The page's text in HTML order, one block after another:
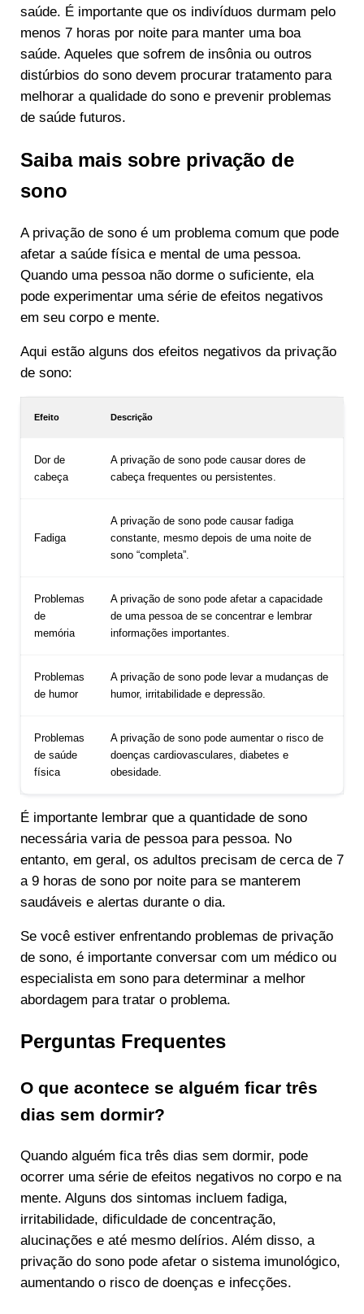
saúde. É importante que os indivíduos durmam pelo
menos 7 horas por noite para manter uma boa
saúde. Aqueles que sofrem de insônia ou outros
distúrbios do sono devem procurar tratamento para
melhorar a qualidade do sono e prevenir problemas
de saúde futuros.
Saiba mais sobre privação de
sono
A privação de sono é um problema comum que pode
afetar a saúde física e mental de uma pessoa.
Quando uma pessoa não dorme o suficiente, ela
pode experimentar uma série de efeitos negativos
em seu corpo e mente.
Aqui estão alguns dos efeitos negativos da privação
de sono:
Efeito Descrição
Dor de
cabeça
A privação de sono pode causar dores de
cabeça frequentes ou persistentes.
Fadiga
A privação de sono pode causar fadiga
constante, mesmo depois de uma noite de
sono “completa”.
Problemas
de
memória
A privação de sono pode afetar a capacidade
de uma pessoa de se concentrar e lembrar
informações importantes.
Problemas
de humor
A privação de sono pode levar a mudanças de
humor, irritabilidade e depressão.
Problemas
de saúde
física
A privação de sono pode aumentar o risco de
doenças cardiovasculares, diabetes e
obesidade.
É importante lembrar que a quantidade de sono
necessária varia de pessoa para pessoa. No
entanto, em geral, os adultos precisam de cerca de 7
a 9 horas de sono por noite para se manterem
saudáveis e alertas durante o dia.
Se você estiver enfrentando problemas de privação
de sono, é importante conversar com um médico ou
especialista em sono para determinar a melhor
abordagem para tratar o problema.
Perguntas Frequentes
O que acontece se alguém ficar três
dias sem dormir?
Quando alguém fica três dias sem dormir, pode
ocorrer uma série de efeitos negativos no corpo e na
mente. Alguns dos sintomas incluem fadiga,
irritabilidade, dificuldade de concentração,
alucinações e até mesmo delírios. Além disso, a
privação do sono pode afetar o sistema imunológico,
aumentando o risco de doenças e infecções.